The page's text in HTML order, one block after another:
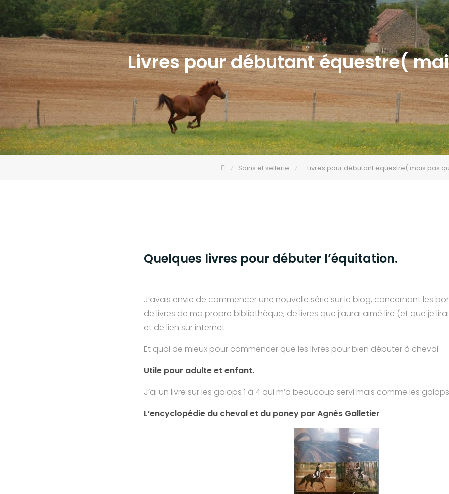
Livres pour débutant équestre(
Soins et sellerie Livres pour débutant équestre( mais pas
Quelques livres pour débuter l’équitation.
J’avais envie de commencer une nouvelle série sur le blog, concernant les
de livres de ma propre bibliothèque, de livres que j’aurai aimé lire (et que je
et de lien sur internet.
Et quoi de mieux pour commencer que les livres pour bien débuter à cheval.
Utile pour adulte et enfant.
J’ai un livre sur les galops 1 à 4 qui m’a beaucoup servi mais comme les
L’encyclopédie du cheval et du poney par Agnès Galletier